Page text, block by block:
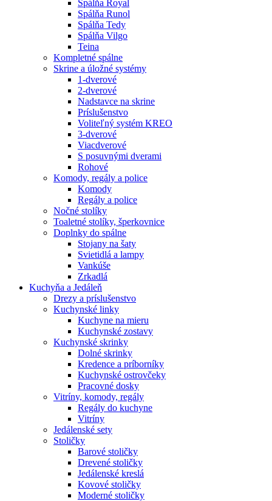
Spálňa Royal
Spálňa Runol
Spálňa Tedy
Spálňa Vilgo
Teina
Kompletné spálne
Skrine a úložné systémy
1-dverové
2-dverové
Nadstavce na skrine
Príslušenstvo
Voliteľný systém KREO
3-dverové
Viacdverové
S posuvnými dverami
Rohové
Komody, regály a police
Komody
Regály a police
Nočné stolíky
Toaletné stolíky, šperkovnice
Doplnky do spálne
Stojany na šaty
Svietidlá a lampy
Vankúše
Zrkadlá
Kuchyňa a Jedáleň
Drezy a príslušenstvo
Kuchynské linky
Kuchyne na mieru
Kuchynské zostavy
Kuchynské skrinky
Dolné skrinky
Kredence a príborníky
Kuchynské ostrovčeky
Pracovné dosky
Vitríny, komody, regály
Regály do kuchyne
Vitríny
Jedálenské sety
Stoličky
Barové stoličky
Drevené stoličky
Jedálenské kreslá
Kovové stoličky
Moderné stoličky